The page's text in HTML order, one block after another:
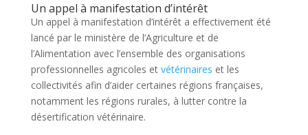
Un appel à manifestation d’intérêt
Un appel à manifestation d’intérêt a effectivement été
lancé par le ministère de l’Agriculture et de
l’Alimentation avec l’ensemble des organisations
professionnelles agricoles et vétérinaires et les
collectivités afin d’aider certaines régions françaises,
notamment les régions rurales, à lutter contre la
désertification vétérinaire.